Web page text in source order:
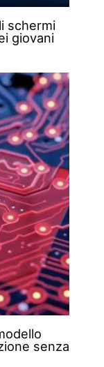
schermi
giovani
senza